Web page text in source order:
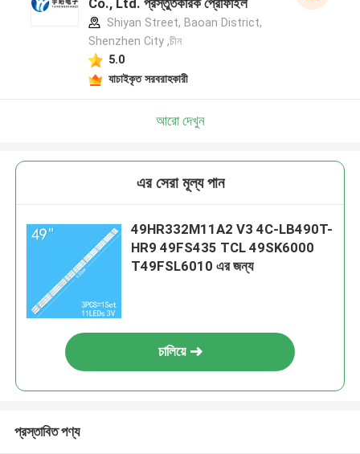
Co., Ltd. প্রস্তুতকারক প্রোফাইল
Shiyan Street, Baoan District,
Shenzhen City ,চীন
5.0
যাচাইকৃত সরবরাহকারী
আরো দেখুন
এর সেরা মূল্য পান
49HR332M11A2 V3 4C-LB490T-
HR9 49FS435 TCL 49SK6000
T49FSL6010 এর জন্য
চালিয়ে
প্রস্তাবিত পণ্য